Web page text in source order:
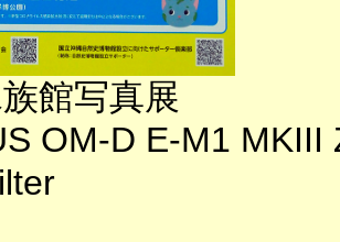
館写真展
OM-D E-M1 MKIII